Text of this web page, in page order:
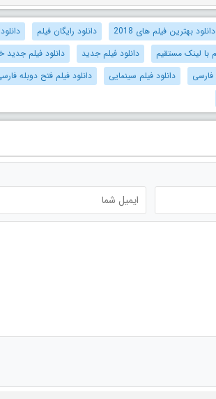
دانلود بهترین فیلم های 2018 دانلود رایگان فیلم
با لینک مستقیم دانلود فیلم جدید
دانلود فیلم جدید
فارسی دانلود فیلم سینمایی
دانلود فیلم فتح دوبله